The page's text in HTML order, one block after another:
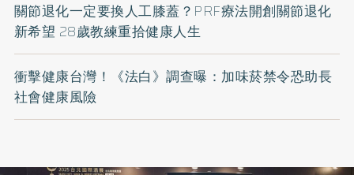
關節退化一定要換人工膝蓋？PRF療法開創關節退化
新希望 28歲教練重拾健康人生
衝擊健康台灣！《法白》調查曝：加味菸禁令恐助長
社會健康風險